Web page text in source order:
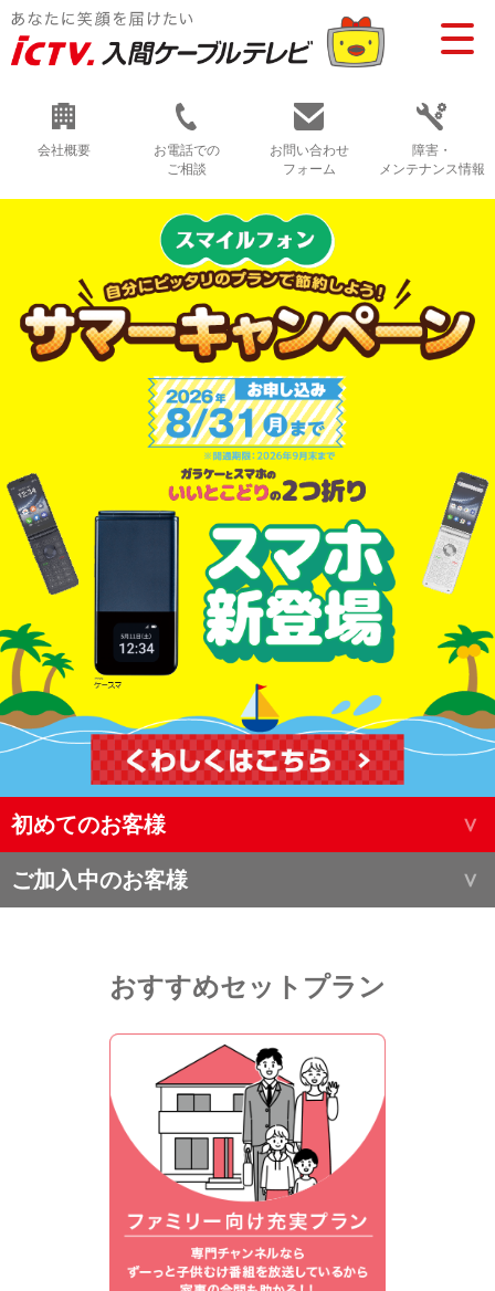
会社概要
お電話での
ご相談
お問い合わせ
フォーム
障害・
メンテナンス情報
初めてのお客様
ご加入中のお客様
おすすめセットプラン